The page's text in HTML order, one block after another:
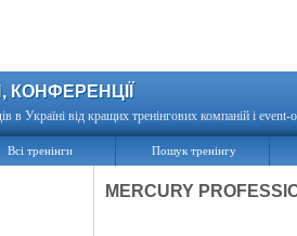
КОНФЕРЕНЦІЇ
в Україні від кращих тренінгових компаній і event-
Всі тренінги Пошук тренінгу
MERCURY